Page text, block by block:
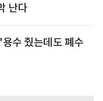
난다
수 줬는데도 폐수